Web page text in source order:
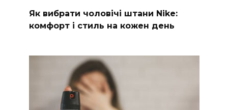
Як вибрати чоловічі штани Nike:
комфорт і стиль на кожен день